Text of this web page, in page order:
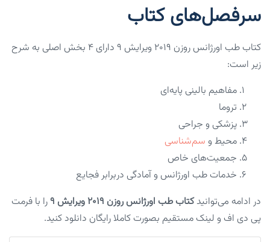
سرفصل‌های کتاب
کتاب طب اورژانس روزن ۲۰۱۹ ویرایش ۹ دارای ۴ بخش اصلی به شرح
زیر است:
مفاهیم بالینی پایه‌ای
تروما
پزشکی و جراحی
محیط و سم‌شناسی
جمعیت‌های خاص
خدمات طب اورژانس و آمادگی دربرابر فجایع
در ادامه می‌توانیدکتاب طب اورژانس روزن ۲۰۱۹ ویرایش ۹
را با فرمت
پی دی اف و لینک مستقیم بصورت کاملا رایگان دانلود کنید.